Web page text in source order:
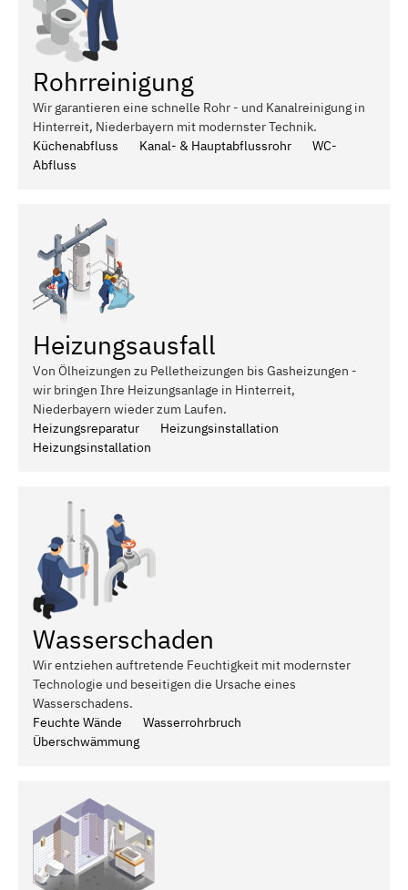
Rohrreinigung
Wir garantieren eine schnelle Rohr - und Kanalreinigung in
Hinterreit, Niederbayern mit modernster Technik.
Küchenabfluss
Kanal- & Hauptabflussrohr
WC-
Abfluss
Heizungsausfall
Von Ölheizungen zu Pelletheizungen bis Gasheizungen -
wir bringen Ihre Heizungsanlage in Hinterreit,
Niederbayern wieder zum Laufen.
Heizungsreparatur
Heizungsinstallation
Heizungsinstallation
Wasserschaden
Wir entziehen auftretende Feuchtigkeit mit modernster
Technologie und beseitigen die Ursache eines
Wasserschadens.
Feuchte Wände
Wasserrohrbruch
Überschwämmung